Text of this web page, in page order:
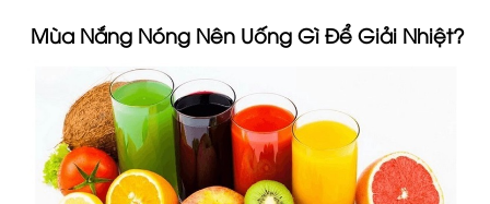
Mùa Nắng Nóng Nên Uống Gì Để Giải Nhiệt?